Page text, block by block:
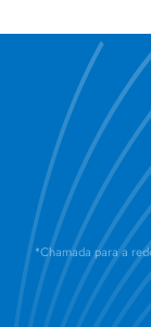
*Chamada para a